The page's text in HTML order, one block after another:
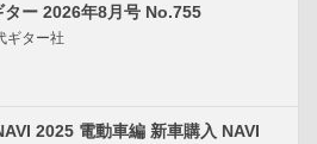
ター 2026年8月号 No.755
ギター社
2025 電動車編 新車購入 NAVI